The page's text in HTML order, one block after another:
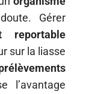
Gérer
reportable
sur la liasse
l’avantage